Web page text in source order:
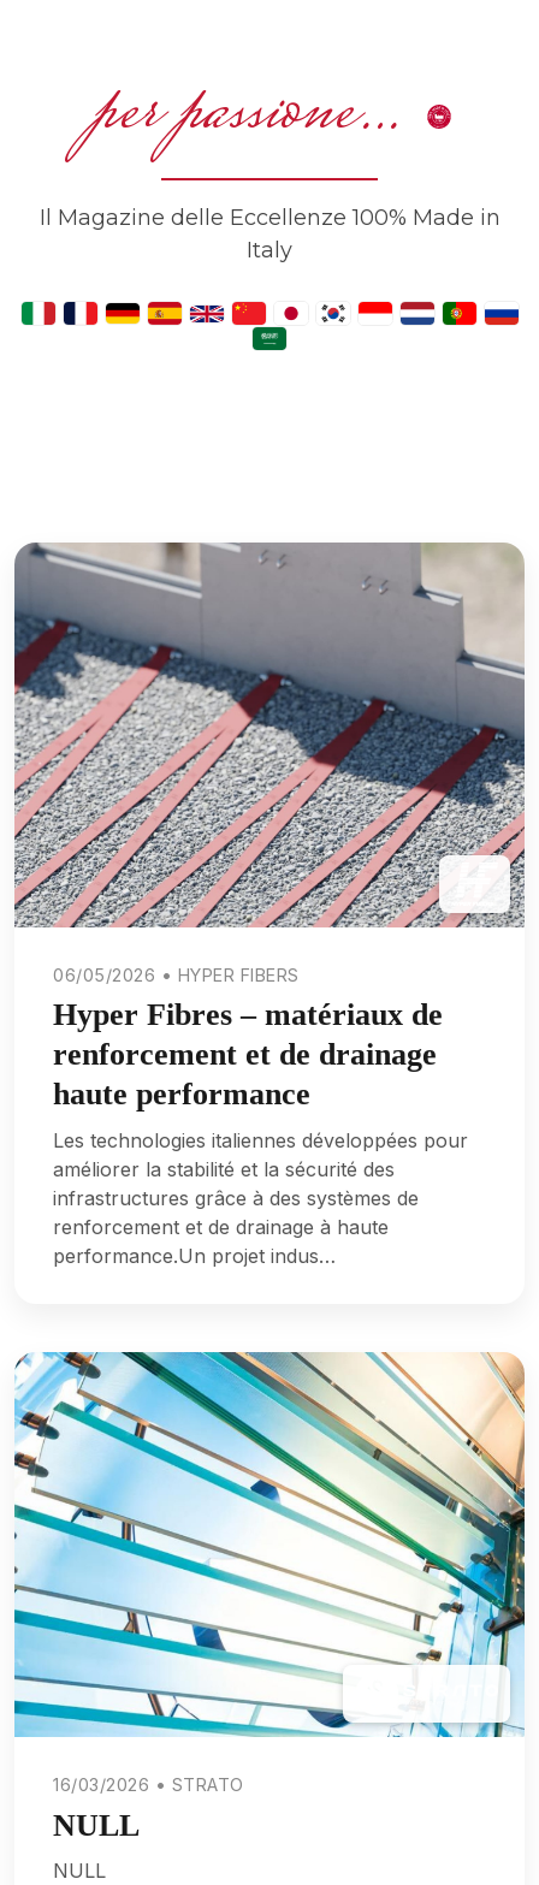
per passione…
Il Magazine delle Eccellenze 100% Made in
Italy
06/05/2026 • HYPER FIBERS
Hyper Fibres – matériaux de
renforcement et de drainage
haute performance
Les technologies italiennes développées pour
améliorer la stabilité et la sécurité des
infrastructures grâce à des systèmes de
renforcement et de drainage à haute
performance.Un projet indus…
16/03/2026 • STRATO
NULL
NULL